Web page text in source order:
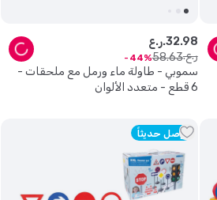
سموبي - طاولة ماء ورمل مع ملحقات -
6 قطع - متعدد الألوان
ر.ع.32.98
ر.ع.
58.63
44
وصل حديثاً